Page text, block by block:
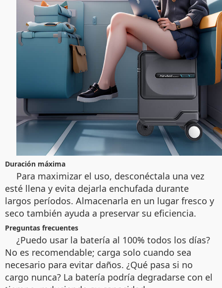
Duración máxima
Para maximizar el uso, desconéctala una vez
esté llena y evita dejarla enchufada durante
largos períodos. Almacenarla en un lugar fresco y
seco también ayuda a preservar su eficiencia.
Preguntas frecuentes
¿Puedo usar la batería al 100% todos los días?
No es recomendable; carga solo cuando sea
necesario para evitar daños. ¿Qué pasa si no
cargo nunca? La batería podría degradarse con el